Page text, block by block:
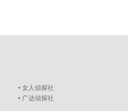
▪ 女人侦探社
▪ 广达侦探社